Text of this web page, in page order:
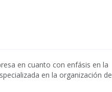
en cuanto con enfásis en la
en la organización de